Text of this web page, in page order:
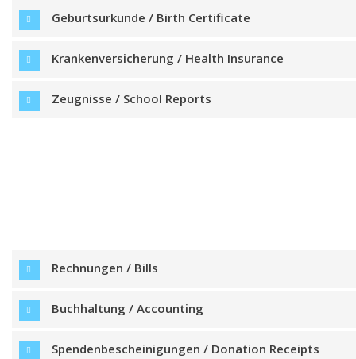
Geburtsurkunde / Birth Certificate
Krankenversicherung / Health Insurance
Zeugnisse / School Reports
Rechnungen / Bills
Buchhaltung / Accounting
Spendenbescheinigungen / Donation Receipts